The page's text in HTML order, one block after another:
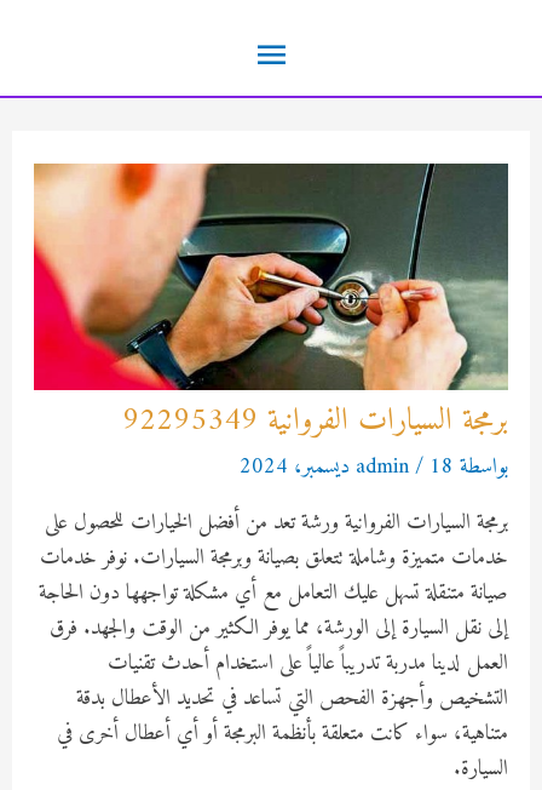
المحتوى
القائمة
الرئيسية
برمجة السيارات الفروانية 92295349
بواسطة admin/ 18 ديسمبر، 2024
برمجة السيارات الفروانية ورشة تعد من أفضل الخيارات للحصول على
خدمات متميزة وشاملة تتعلق بصيانة وبرمجة السيارات. نوفر خدمات
صيانة متنقلة تسهل عليك التعامل مع أي مشكلة تواجهها دون الحاجة
إلى نقل السيارة إلى الورشة، مما يوفر الكثير من الوقت والجهد. فرق
العمل لدينا مدربة تدريباً عالياً على استخدام أحدث تقنيات
التشخيص وأجهزة الفحص التي تساعد في تحديد الأعطال بدقة
متناهية، سواء كانت متعلقة بأنظمة البرمجة أو أي أعطال أخرى في
السيارة.